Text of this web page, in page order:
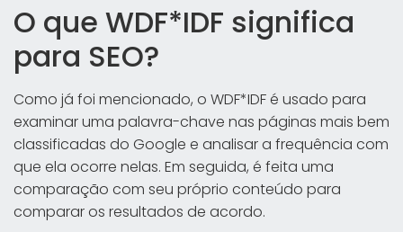
O que WDF*IDF significa
para SEO?
Como já foi mencionado, o WDF*IDF é usado para
examinar uma palavra-chave nas páginas mais bem
classificadas do Google e analisar a frequência com
que ela ocorre nelas. Em seguida, é feita uma
comparação com seu próprio conteúdo para
comparar os resultados de acordo.